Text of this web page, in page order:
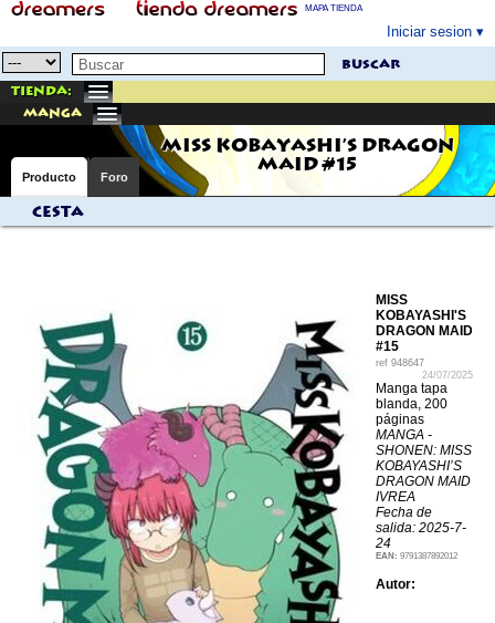
MAPA TIENDA
Iniciar sesion
buscar
Tienda:
manga
MISS KOBAYASHI'S DRAGON
MAID #15
Producto Foro
Cesta
MISS
KOBAYASHI'S
DRAGON MAID
#15
ref 948647
24/07/2025
Manga tapa
blanda, 200
páginas
MANGA -
SHONEN: MISS
KOBAYASHI’S
DRAGON MAID
IVREA
Fecha de
salida: 2025-7-
24
EAN: 9791387892012
Autor: